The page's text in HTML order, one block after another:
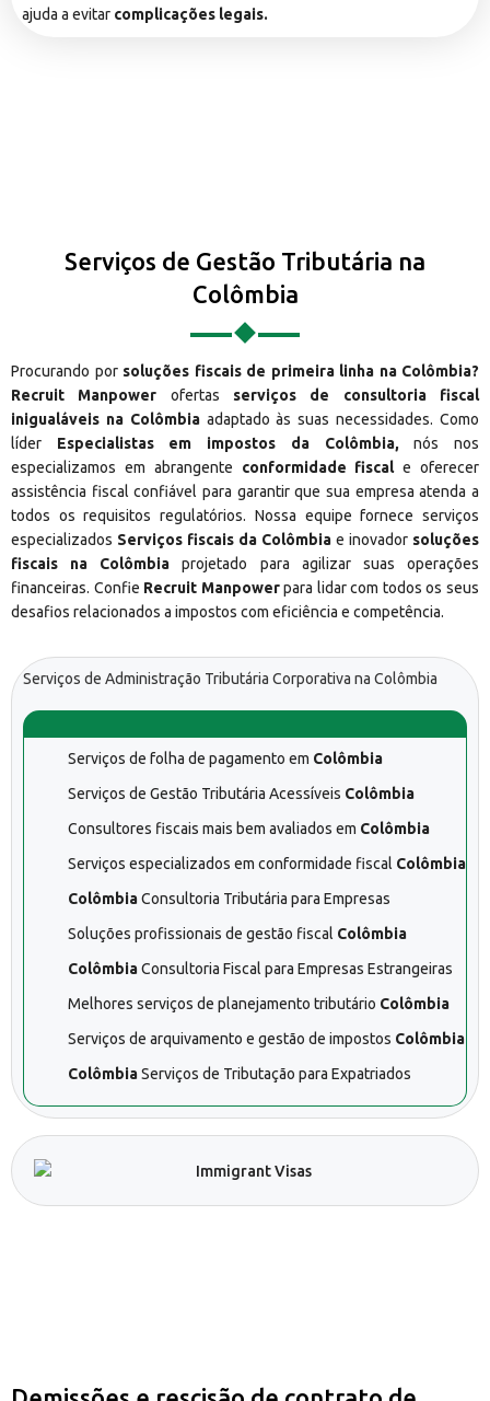
ajuda a evitar complicações legais.
Serviços de Gestão Tributária na
Colômbia
Procurando por soluções fiscais de primeira linha na Colômbia?
Recruit Manpower ofertas serviços de consultoria fiscal
inigualáveis na Colômbiaadaptado às suas necessidades. Como
líder Especialistas em impostos da Colômbia,nós nos
especializamos em abrangente conformidade fiscale oferecer
assistência fiscal confiável para garantir que sua empresa atenda a
todos os requisitos regulatórios. Nossa equipe fornece serviços
especializados Serviços fiscais da Colômbia e inovador soluções
fiscais na Colômbia projetado para agilizar suas operações
financeiras. Confie Recruit Manpowerpara lidar com todos os seus
desafios relacionados a impostos com eficiência e competência.
Serviços de Administração Tributária Corporativa na Colômbia
Serviços de folha de pagamento em Colômbia
Serviços de Gestão Tributária Acessíveis Colômbia
Consultores fiscais mais bem avaliados em Colômbia
Serviços especializados em conformidade fiscal Colômbia
ColômbiaConsultoria Tributária para Empresas
Soluções profissionais de gestão fiscal Colômbia
ColômbiaConsultoria Fiscal para Empresas Estrangeiras
Melhores serviços de planejamento tributário Colômbia
Serviços de arquivamento e gestão de impostos Colômbia
ColômbiaServiços de Tributação para Expatriados